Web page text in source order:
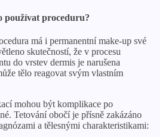
používat proceduru?
má i permanentní make-up své
skutečností, že v procesu
do vrstev dermis je narušena
tělo reagovat svým vlastním
mohou být komplikace po
Tetování obočí je přísně zakázáno
a tělesnými charakteristikami: